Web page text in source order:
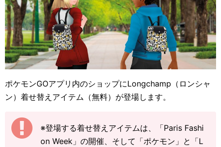
ポケモンGOアプリ内のショップにLongchamp（ロンシャ
ン）着せ替えアイテム（無料）が登場します。
※登場する着せ替えアイテムは、「Paris Fashi
on Week」の開催、そして「ポケモン」と「L